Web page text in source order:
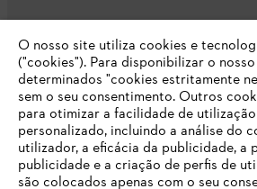
Opções de
O nosso site utiliza cookies e
("cookies"). Para disponibilizar o
determinados "cookies estritamente
sem o seu consentimento. Outros
para otimizar a facilidade de
personalizado, incluindo a análise do
utilizador, a eficácia da publicidade, a
publicidade e a criação de perfis de
são colocados apenas com o seu